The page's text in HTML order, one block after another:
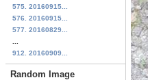
575. 20160915...
576. 20160915...
577. 20160829...
912. 20160909...
Random Image